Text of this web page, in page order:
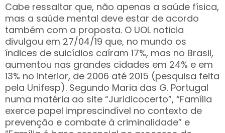
Cabe ressaltar que, não apenas a saúde física,
mas a saúde mental deve estar de acordo
também com a proposta. O UOL noticia
divulgou em 27/04/19 que, no mundo os
índices de suicídios caíram 17%, mas no Brasil,
aumentou nas grandes cidades em 24% e em
13% no interior, de 2006 até 2015 (pesquisa feita
pela Unifesp). Segundo Maria das G. Portugal
numa matéria ao site “Juridicocerto”, “Família
exerce papel imprescindível no contexto de
prevenção e combate à criminalidade” e